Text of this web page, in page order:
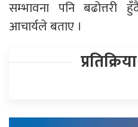
सम्भावना पनि बढोत्तरी
आचार्यले बताए ।